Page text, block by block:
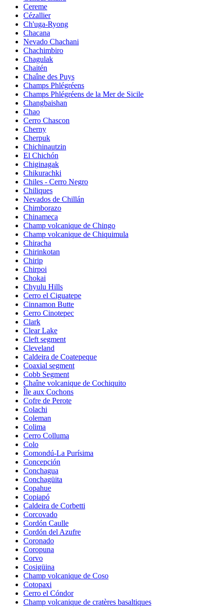
Cereme
Cézallier
Ch'uga-Ryong
Chacana
Nevado Chachani
Chachimbiro
Chagulak
Chaitén
Chaîne des Puys
Champs Phlégréens
Champs Phlégréens de la Mer de Sicile
Changbaishan
Chao
Cerro Chascon
Cherny
Cherpuk
Chichinautzin
El Chichón
Chiginagak
Chikurachki
Chiles - Cerro Negro
Chiliques
Nevados de Chillán
Chimborazo
Chinameca
Champ volcanique de Chingo
Champ volcanique de Chiquimula
Chiracha
Chirinkotan
Chirip
Chirpoi
Chokai
Chyulu Hills
Cerro el Ciguatepe
Cinnamon Butte
Cerro Cinotepec
Clark
Clear Lake
Cleft segment
Cleveland
Caldeira de Coatepeque
Coaxial segment
Cobb Segment
Chaîne volcanique de Cochiquito
Île aux Cochons
Cofre de Perote
Colachi
Coleman
Colima
Cerro Colluma
Colo
Comondú-La Purísima
Concepción
Conchagua
Conchagüita
Copahue
Copiapó
Caldeira de Corbetti
Corcovado
Cordón Caulle
Cordón del Azufre
Coronado
Coropuna
Corvo
Cosigüina
Champ volcanique de Coso
Cotopaxi
Cerro el Cóndor
Champ volcanique de cratères basaltiques